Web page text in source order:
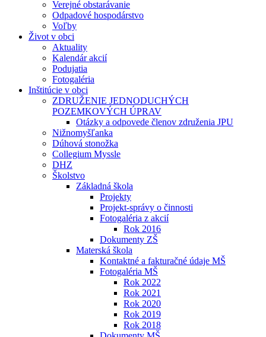
Verejné obstarávanie
Odpadové hospodárstvo
Voľby
Život v obci
Aktuality
Kalendár akcií
Podujatia
Fotogaléria
Inštitúcie v obci
ZDRUŽENIE JEDNODUCHÝCH
POZEMKOVÝCH ÚPRAV
Otázky a odpovede členov združenia JPU
Nižnomyšľanka
Dúhová stonožka
Collegium Myssle
DHZ
Školstvo
Základná škola
Projekty
Projekt-správy o činnosti
Fotogaléria z akcií
Rok 2016
Dokumenty ZŠ
Materská škola
Kontaktné a fakturačné údaje MŠ
Fotogaléria MŠ
Rok 2022
Rok 2021
Rok 2020
Rok 2019
Rok 2018